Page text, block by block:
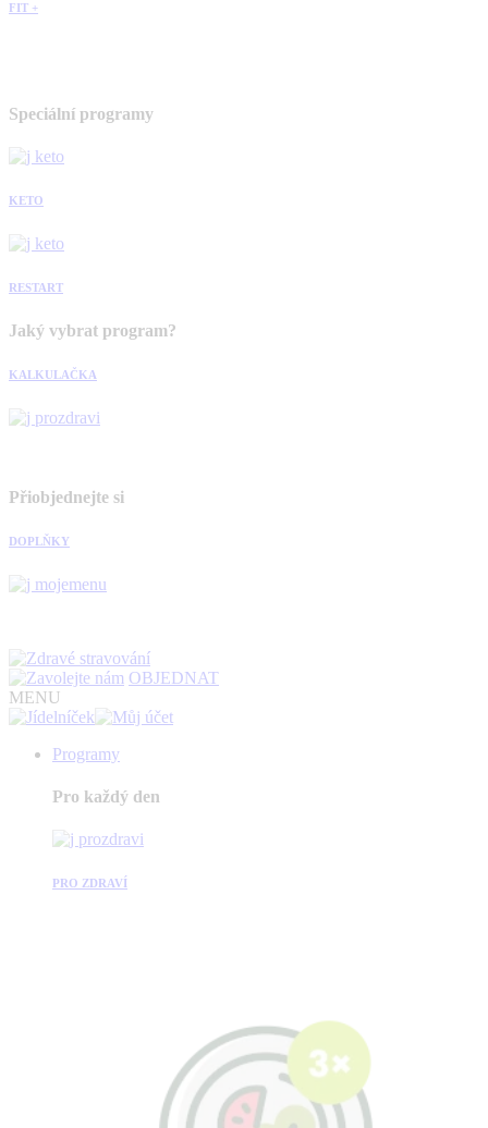
FIT +
Speciální programy
KETO
RESTART
Jaký vybrat program?
KALKULAČKA
Přiobjednejte si
DOPLŇKY
OBJEDNAT
MENU
Programy
Pro každý den
PRO ZDRAVÍ